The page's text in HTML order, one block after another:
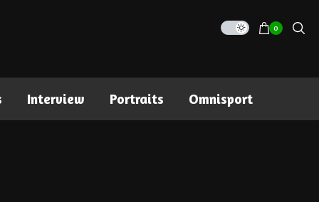
0
Interview Portraits Omnisport